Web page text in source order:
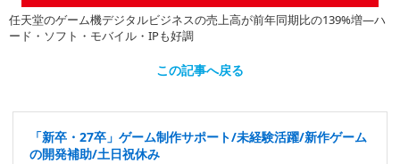
任天堂のゲーム機デジタルビジネスの売上高が前年同期比の139%増―ハ
ード・ソフト・モバイル・IPも好調
この記事へ戻る
「新卒・27卒」ゲーム制作サポート/未経験活躍/新作ゲーム
の開発補助/土日祝休み